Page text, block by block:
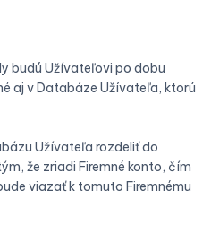
budú Užívateľovi po dobu
aj v Databáze Užívateľa, ktorú
Užívateľa rozdeliť do
že zriadi Firemné konto, čím
viazať k tomuto Firemnému